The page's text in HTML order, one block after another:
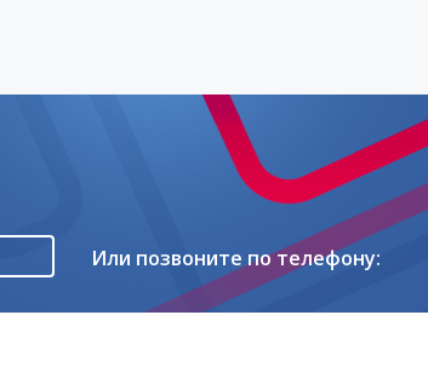
Или позвоните по телефону: